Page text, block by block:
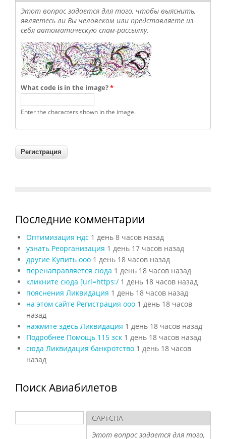
Этот вопрос задается для того, чтобы выяснить,
являетесь ли Вы человеком или представляете из
себя автоматическую спам-рассылку.
What code is in the image?*
Enter the characters shown in the image.
Последние комментарии
Оптимизация ндс 1 день 8 часов назад
узнать Реорганизация 1 день 17 часов назад
другие Купить ооо 1 день 18 часов назад
перенаправляется сюда 1 день 18 часов назад
кликните сюда [url=https:/ 1 день 18 часов назад
пояснения Ликвидация 1 день 18 часов назад
на этом сайте Регистрация ооо 1 день 18 часов
назад
нажмите здесь Ликвидация 1 день 18 часов назад
Подробнее Помощь 115 зск 1 день 18 часов назад
сюда Ликвидация банкротство 1 день 18 часов
назад
Поиск Авиабилетов
Форма поиска
Поиск
CAPTCHA
Этот вопрос задается для того,